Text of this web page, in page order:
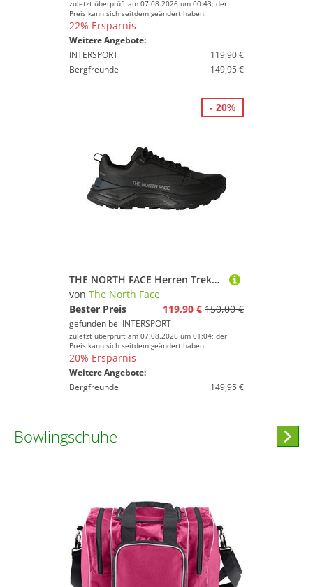
zuletzt überprüft am 07.08.2026 um 00:43; der
Preis kann sich seitdem geändert haben.
22% Ersparnis
Weitere Angebote:
INTERSPORT
119,90 €
Bergfreunde
149,95 €
THE NORTH FACE Herren Trekkinghalbschuhe M FASTPACK WP
von The North Face
Bester Preis
119,90 € 150,00 €
gefunden bei INTERSPORT
zuletzt überprüft am 07.08.2026 um 01:04; der
Preis kann sich seitdem geändert haben.
20% Ersparnis
Weitere Angebote:
Bergfreunde
149,95 €
- 20%
Bowlingschuhe